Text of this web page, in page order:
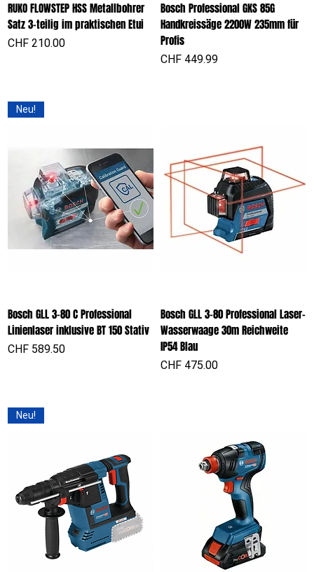
RUKO FLOWSTEP HSS Metallbohrer
Satz 3-teilig im praktischen Etui
Preis
CHF 210.00
Bosch Professional GKS 85G
Handkreissäge 2200W 235mm für
Profis
Preis
CHF 449.99
Neu!
Bosch GLL 3-80 C Professional
Linienlaser inklusive BT 150 Stativ
Preis
CHF 589.50
Bosch GLL 3-80 Professional Laser-
Wasserwaage 30m Reichweite
IP54 Blau
Preis
CHF 475.00
Neu!